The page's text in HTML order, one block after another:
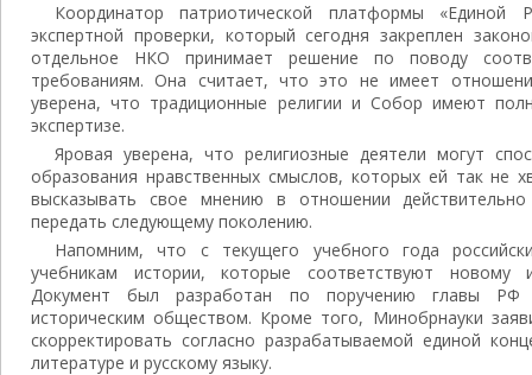
Координатор патриотической платформы «Единой
экспертной проверки, который сегодня закреплен
отдельное НКО принимает решение по поводу
требованиям. Она считает, что это не имеет
уверена, что традиционные религии и Собор имеют
экспертизе.
Яровая уверена, что религиозные деятели могут
образования нравственных смыслов, которых ей так не
высказывать свое мнению в отношении
передать следующему поколению.
Напомним, что с текущего учебного года
учебникам истории, которые соответствуют новому
Документ был разработан по поручению главы РФ
историческим обществом. Кроме того, Минобрнауки
скорректировать согласно разрабатываемой единой
литературе и русскому языку.